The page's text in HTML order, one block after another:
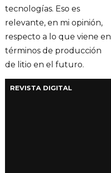
tecnologías. Eso es
relevante, en mi opinión,
respecto a lo que viene en
términos de producción
de litio en el futuro.
REVISTA DIGITAL